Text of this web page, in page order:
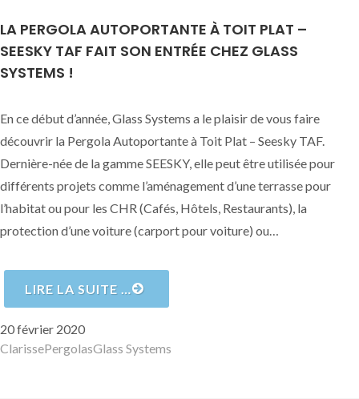
LA PERGOLA AUTOPORTANTE À TOIT PLAT –
SEESKY TAF FAIT SON ENTRÉE CHEZ GLASS
SYSTEMS !
En ce début d’année, Glass Systems a le plaisir de vous faire
découvrir la Pergola Autoportante à Toit Plat – Seesky TAF.
Dernière-née de la gamme SEESKY, elle peut être utilisée pour
différents projets comme l’aménagement d’une terrasse pour
l’habitat ou pour les CHR (Cafés, Hôtels, Restaurants), la
protection d’une voiture (carport pour voiture) ou…
LIRE LA SUITE …
Publié
le
20 février 2020
Auteur
ClarisseCatégories
PergolasMots-
Glass Systems